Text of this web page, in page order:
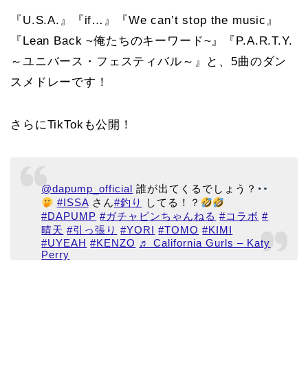
『U.S.A.』『if…』『We can’t stop the music』
『Lean Back ~俺たちのキーワード~』『P.A.R.T.Y.
～ユニバース・フェスティバル～』と、5曲のダン
スメドレーです！
さらにTikTokも公開！
@dapump_official 誰が出てくるでしょう？
#ISSAさん#釣り
してる！？
#DAPUMP #ガチャピンちゃんねる #コラボ #
晴天 #引っ張り #YORI #TOMO #KIMI
#UYEAH #KENZO ♬ California Gurls – Katy
Perry